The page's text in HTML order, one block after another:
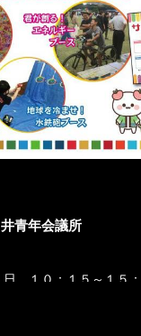
井青年会議所
日 １０：１５～１５